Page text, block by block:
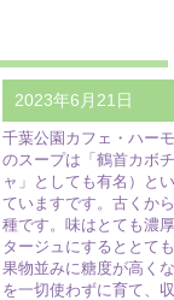
2023年6月21日
千葉公園カフェ・ハー
のスープは「鶴首カボ
ャ」としても有名）と
ていますです。古くか
種です。味はとても濃
タージュにするととて
果物並みに糖度が高く
を一切使わずに育て、